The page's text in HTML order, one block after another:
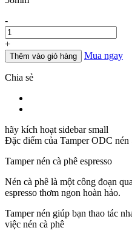
Số
lượng
-
+
Thêm vào giỏ hàng Mua ngay
Chia sẻ
hãy kích hoạt sidebar small
Đặc điểm của Tamper ODC nén
Tamper nén cà phê espresso
Nén cà phê là một công đoạn
espresso thơm ngon hoàn hảo.
Tamper nén giúp bạn thao tác
việc nén cà phê